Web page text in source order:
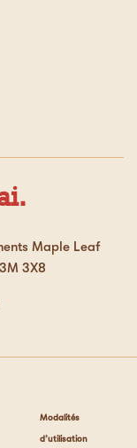
Maple Leaf
3X8
Modalités
d’utilisation